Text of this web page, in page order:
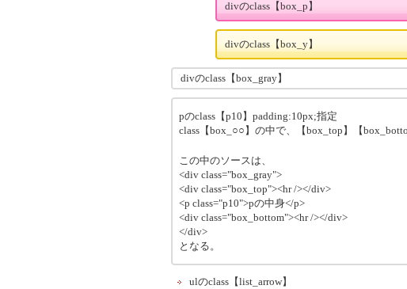
divのclass【box_p】
divのclass【box_y】
divのclass【box_gray】
pのclass【p10】padding:10px;指定
class【box_○○】の中で、【box_top】【
この中のソースは、
<div class="box_gray">
<div class="box_top"><hr /></div>
<p class="p10">pの中身</p>
<div class="box_bottom"><hr /></div>
</div>
となる。
ulのclass【list_arrow】